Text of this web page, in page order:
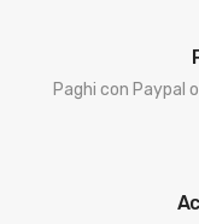
Paghi con Paypal